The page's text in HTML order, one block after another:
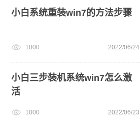
小白系统重装win7的方法步骤
1000 2022/06/24
小白三步装机系统win7怎么激
活
1000 2022/06/23